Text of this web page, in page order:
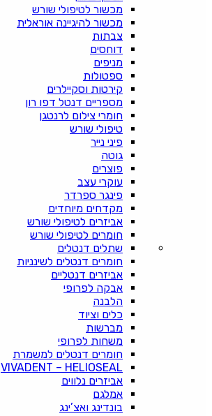
מכשור לטיפולי שורש
מכשור להיגיינה אוראלית
צבתות
דוחסים
מניפים
ספטולות
קירטות וסקיילרים
מספריים דנטל דפו רון
חומרי צילום לרנטגן
טיפולי שורש
פיני נייר
גוטה
פוצרים
עוקרי עצב
פינגר ספרדר
מקדחים מיוחדים
אביזרים לטיפולי שורש
חומרים לטיפולי שורש
שתלים דנטלים
חומרים דנטלים לשינניות
אביזרים דנטליים
אבקה לפרופי
הלבנה
כלים וציוד
מברשות
משחות לפרופי
חומרים דנטלים למשמרת
VIVADENT – HELIOSEAL
אביזרים נלווים
אמלגם
בונדינג ואצ’ינג